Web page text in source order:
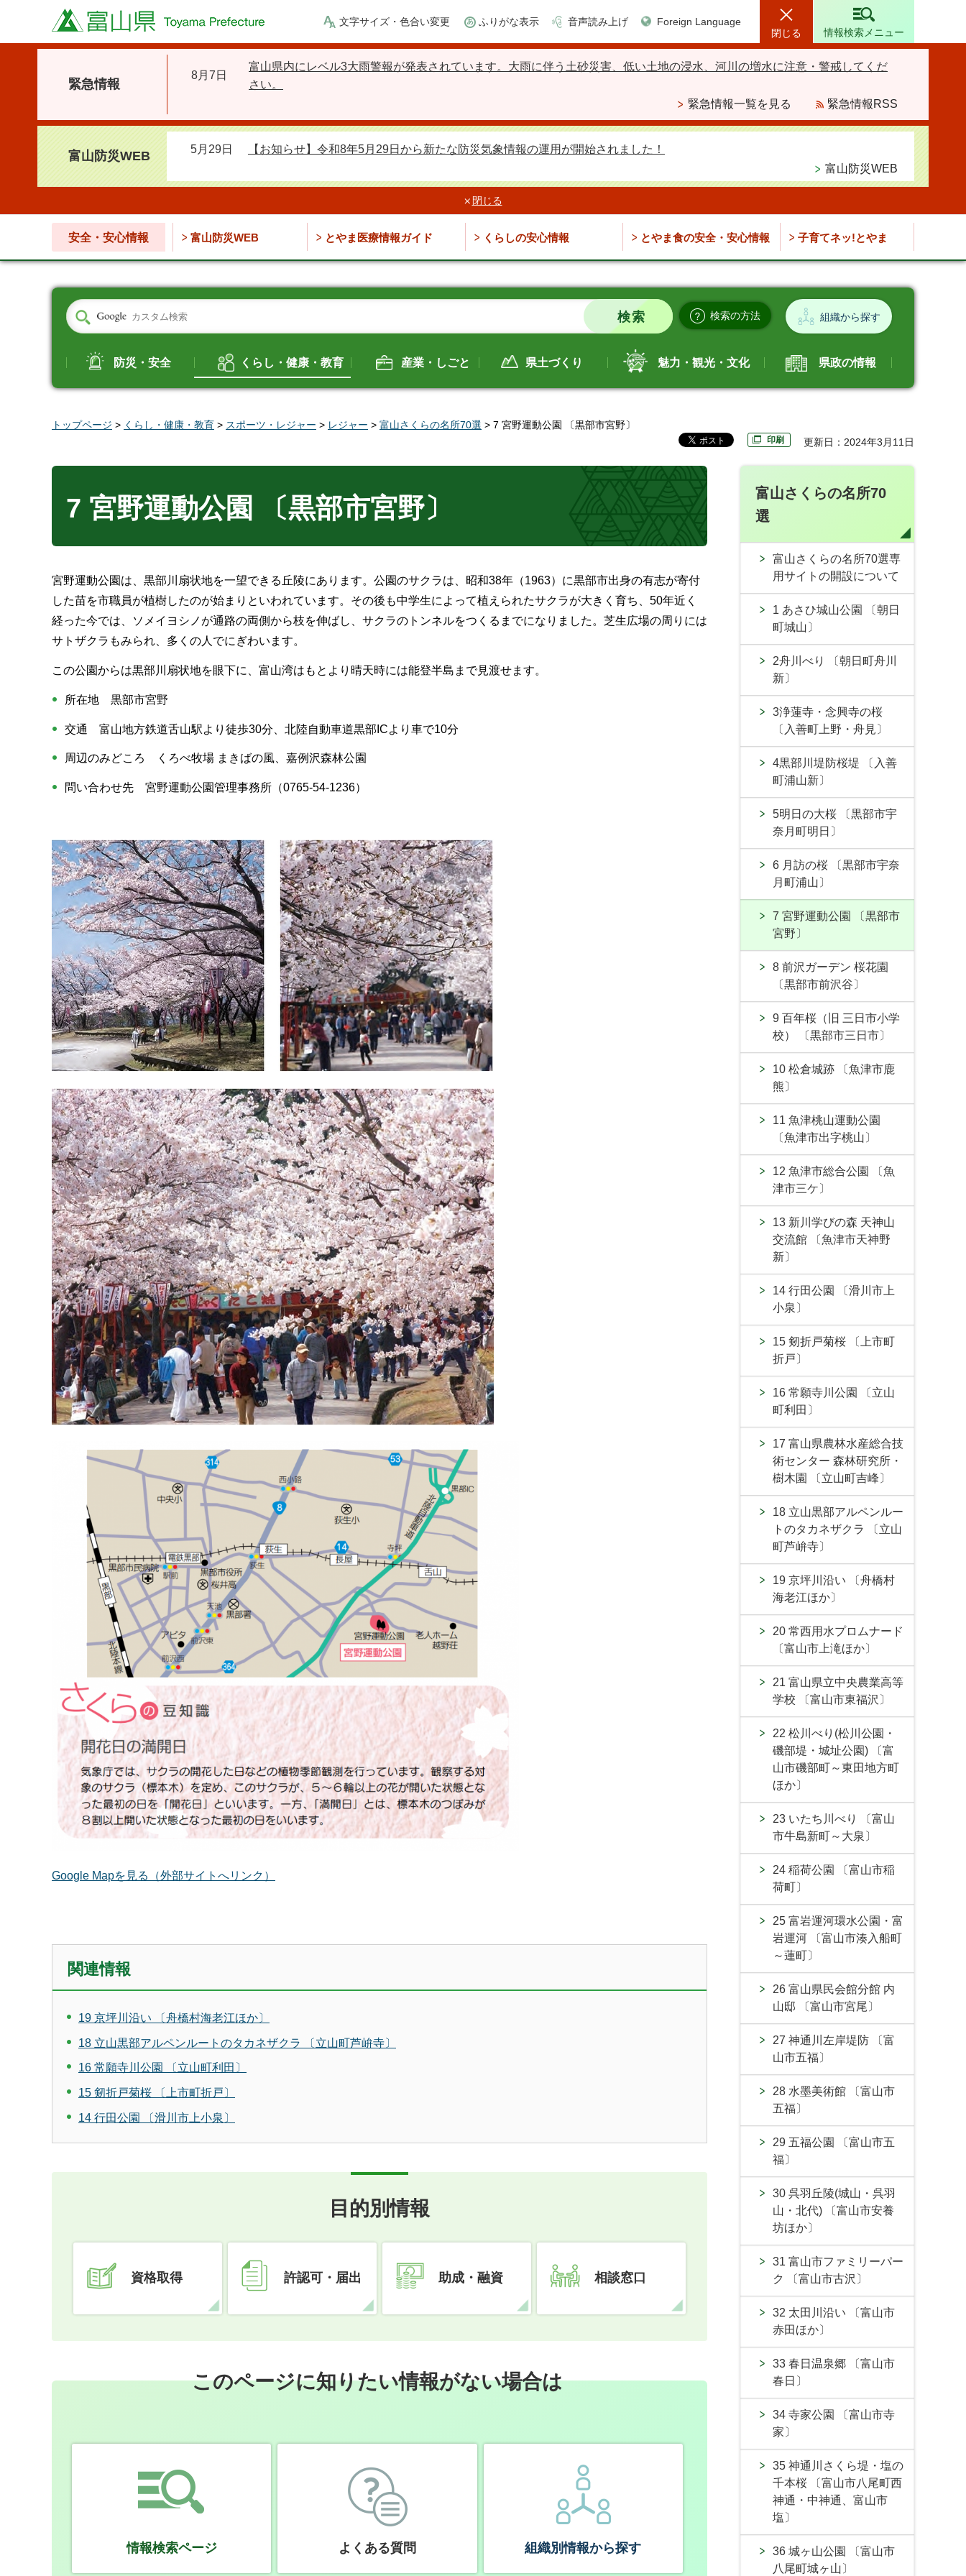
富山県 文字サイズ・色合い変更 ふりがな表示 音声読み上げ
Foreign Language
閉じる
情報検索メニュー
緊急情報
8月7日
富山県内にレベル3大雨警報が発表されています。大雨に伴う土砂災害、低い土地の浸水、河川の増水に注意・警戒してくだ
さい。
緊急情報一覧を見る
緊急情報RSS
富山防災WEB 5月29日
【お知らせ】令和8年5月29日から新たな防災気象情報の運用が開始されました！
富山防災WEB
閉じる
安全・安心情報 富山防災WEB とやま医療情報ガイド くらしの安心情報 とやま食の安全・安心情報 子育てネッ!とやま
検索の方法 組織から探す
防災・安全 くらし・健康・教育 産業・しごと 県土づくり 魅力・観光・文化 県政の情報
トップページ > くらし・健康・教育 > スポーツ・レジャー > レジャー > 富山さくらの名所70選 > 7 宮野運動公園 〔黒部市宮野〕
印刷 更新日：2024年3月11日
7 宮野運動公園 〔黒部市宮野〕
宮野運動公園は、黒部川扇状地を一望できる丘陵にあります。公園のサクラは、昭和38年（1963）に黒部市出身の有志が寄付
した苗を市職員が植樹したのが始まりといわれています。その後も中学生によって植えられたサクラが大きく育ち、50年近く
経った今では、ソメイヨシノが通路の両側から枝を伸ばし、サクラのトンネルをつくるまでになりました。芝生広場の周りには
サトザクラもみられ、多くの人でにぎわいます。
この公園からは黒部川扇状地を眼下に、富山湾はもとより晴天時には能登半島まで見渡せます。
所在地 黒部市宮野
交通 富山地方鉄道舌山駅より徒歩30分、北陸自動車道黒部ICより車で10分
周辺のみどころ くろべ牧場 まきばの風、嘉例沢森林公園
問い合わせ先 宮野運動公園管理事務所（0765-54-1236）
Google Mapを見る（外部サイトへリンク）
関連情報
19 京坪川沿い 〔舟橋村海老江ほか〕
18 立山黒部アルペンルートのタカネザクラ 〔立山町芦峅寺〕
16 常願寺川公園 〔立山町利田〕
15 剱折戸菊桜 〔上市町折戸〕
14 行田公園 〔滑川市上小泉〕
目的別情報
資格取得 許認可・届出 助成・融資 相談窓口
このページに知りたい情報がない場合は
情報検索ページ よくある質問 組織別情報から探す
富山さくらの名所70
選
富山さくらの名所70選専
用サイトの開設について
1 あさひ城山公園 〔朝日
町城山〕
2舟川べり 〔朝日町舟川
新〕
3浄蓮寺・念興寺の桜
〔入善町上野・舟見〕
4黒部川堤防桜堤 〔入善
町浦山新〕
5明日の大桜 〔黒部市宇
奈月町明日〕
6 月訪の桜 〔黒部市宇奈
月町浦山〕
7 宮野運動公園 〔黒部市
宮野〕
8 前沢ガーデン 桜花園
〔黒部市前沢谷〕
9 百年桜（旧 三日市小学
校） 〔黒部市三日市〕
10 松倉城跡 〔魚津市鹿
熊〕
11 魚津桃山運動公園
〔魚津市出字桃山〕
12 魚津市総合公園 〔魚
津市三ケ〕
13 新川学びの森 天神山
交流館 〔魚津市天神野
新〕
14 行田公園 〔滑川市上
小泉〕
15 剱折戸菊桜 〔上市町
折戸〕
16 常願寺川公園 〔立山
町利田〕
17 富山県農林水産総合技
術センター 森林研究所・
樹木園 〔立山町吉峰〕
18 立山黒部アルペンルー
トのタカネザクラ 〔立山
町芦峅寺〕
19 京坪川沿い 〔舟橋村
海老江ほか〕
20 常西用水プロムナード
〔富山市上滝ほか〕
21 富山県立中央農業高等
学校 〔富山市東福沢〕
22 松川べり(松川公園・
磯部堤・城址公園) 〔富
山市磯部町～東田地方町
ほか〕
23 いたち川べり 〔富山
市牛島新町～大泉〕
24 稲荷公園 〔富山市稲
荷町〕
25 富岩運河環水公園・富
岩運河 〔富山市湊入船町
～蓮町〕
26 富山県民会館分館 内
山邸 〔富山市宮尾〕
27 神通川左岸堤防 〔富
山市五福〕
28 水墨美術館 〔富山市
五福〕
29 五福公園 〔富山市五
福〕
30 呉羽丘陵(城山・呉羽
山・北代) 〔富山市安養
坊ほか〕
31 富山市ファミリーパー
ク 〔富山市古沢〕
32 太田川沿い 〔富山市
赤田ほか〕
33 春日温泉郷 〔富山市
春日〕
34 寺家公園 〔富山市寺
家〕
35 神通川さくら堤・塩の
千本桜 〔富山市八尾町西
神通・中神通、富山市
塩〕
36 城ヶ山公園 〔富山市
八尾町城ヶ山〕